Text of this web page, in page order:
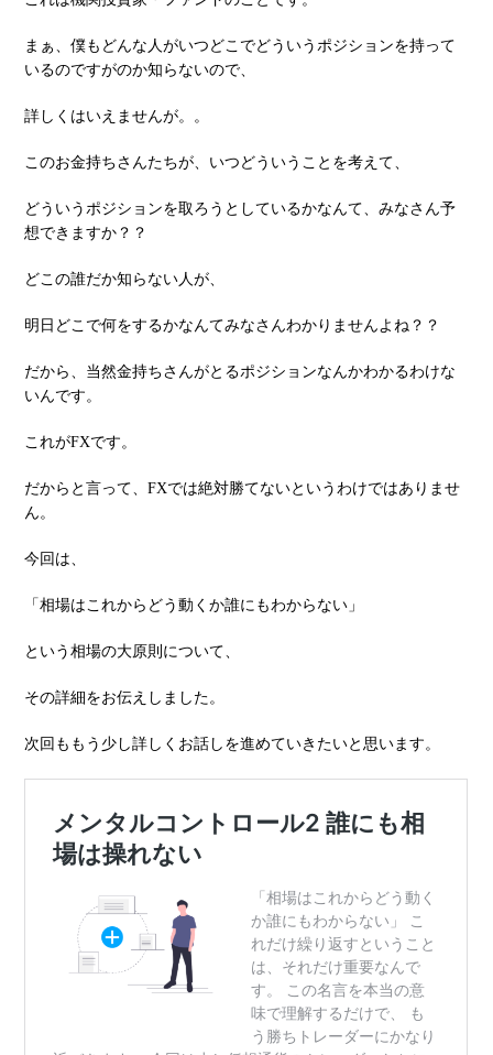
まぁ、僕もどんな⼈がいつどこでどういうポジションを持って
いるのですがのか知らないので、
詳しくはいえませんが。。
このお⾦持ちさんたちが、いつどういうことを考えて、
どういうポジションを取ろうとしているかなんて、みなさん予
想できますか？？
どこの誰だか知らない⼈が、
明⽇どこで何をするかなんてみなさんわかりませんよね？？
だから、当然⾦持ちさんがとるポジションなんかわかるわけな
いんです。
これがFXです。
だからと⾔って、FXでは絶対勝てないというわけではありませ
ん。
今回は、
「相場はこれからどう動くか誰にもわからない」
という相場の⼤原則について、
その詳細をお伝えしました。
次回ももう少し詳しくお話しを進めていきたいと思います。